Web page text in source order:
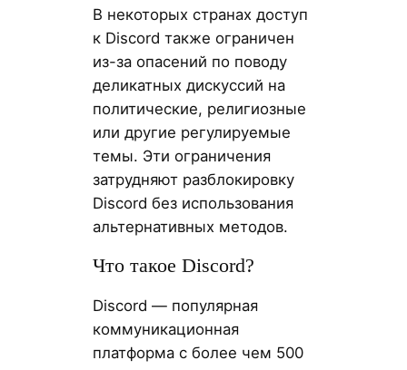
В некоторых странах доступ
к Discord также ограничен
из-за опасений по поводу
деликатных дискуссий на
политические, религиозные
или другие регулируемые
темы. Эти ограничения
затрудняют разблокировку
Discord без использования
альтернативных методов.
Что такое Discord?
Discord — популярная
коммуникационная
платформа с более чем 500